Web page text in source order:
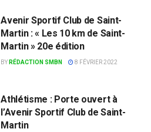
Avenir Sportif Club de Saint-
Martin : « Les 10 km de Saint-
Martin » 20e édition
BY RÉDACTION SMBN 8 FÉVRIER 2022
Athlétisme : Porte ouvert à
l’Avenir Sportif Club de Saint-
Martin